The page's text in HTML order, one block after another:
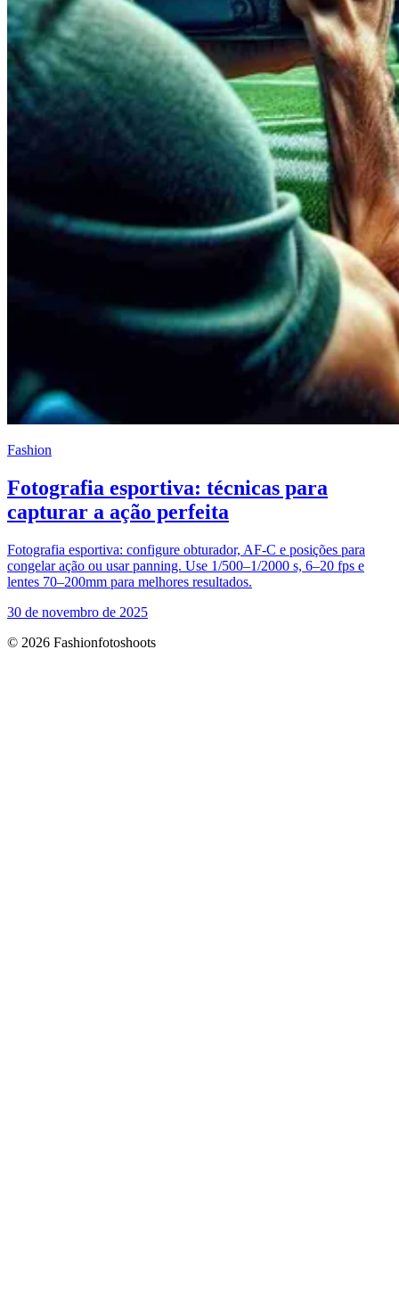
Fashion
Fotografia esportiva: técnicas para
capturar a ação perfeita
Fotografia esportiva: configure obturador, AF-C e posições para
congelar ação ou usar panning. Use 1/500–1/2000 s, 6–20 fps e
lentes 70–200mm para melhores resultados.
30 de novembro de 2025
© 2026 Fashionfotoshoots